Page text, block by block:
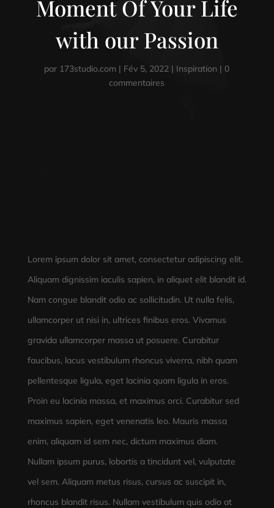
Moment Of Your Life
with our Passion
par 173studio.com | Fév 5, 2022 | Inspiration |0
commentaires
Lorem ipsum dolor sit amet, consectetur adipiscing elit.
Aliquam dignissim iaculis sapien, in aliquet elit blandit id.
Nam congue blandit odio ac sollicitudin. Ut nulla felis,
ullamcorper ut nisi in, ultrices finibus eros. Vivamus
gravida ullamcorper massa ut posuere. Curabitur
faucibus, lacus vestibulum rhoncus viverra, nibh quam
pellentesque ligula, eget lacinia quam ligula in eros.
Proin eu lacinia massa, et maximus orci. Curabitur sed
maximus sapien, eget venenatis leo. Mauris massa
enim, aliquam id sem nec, dictum maximus diam.
Nullam ipsum purus, lobortis a tincidunt vel, vulputate
vel sem. Aliquam metus risus, cursus ac suscipit in,
rhoncus blandit risus. Nullam vestibulum quis odio at